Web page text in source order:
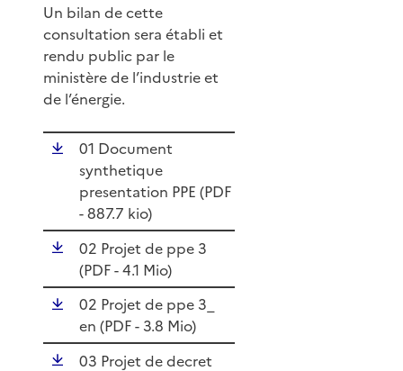
Un bilan de cette
consultation sera établi et
rendu public par le
ministère de l’industrie et
de l’énergie.
01 Document
synthetique
presentation PPE (PDF
- 887.7 kio)
02 Projet de ppe 3
(PDF- 4.1 Mio)
02 Projet de ppe 3_
en (PDF- 3.8 Mio)
03 Projet de decret